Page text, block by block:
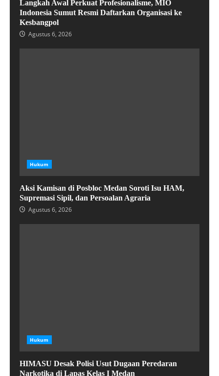
Langkah Awal Perkuat Profesionalisme, MIO
Indonesia Sumut Resmi Daftarkan Organisasi ke
Kesbangpol
Agustus 6, 2026
Hukum
Aksi Kamisan di Posbloc Medan Soroti Isu HAM,
Supremasi Sipil, dan Persoalan Agraria
Agustus 6, 2026
Hukum
HIMASU Desak Polisi Usut Dugaan Peredaran
Narkotika di Lapas Kelas I Medan